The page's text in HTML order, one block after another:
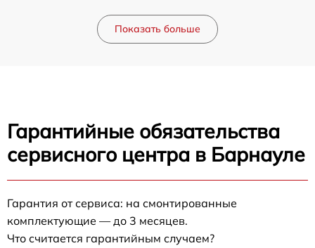
Показать больше
Гарантийные обязательства
сервисного центра в Барнауле
Гарантия от сервиса: на смонтированные
комплектующие — до 3 месяцев.
Что считается гарантийным случаем?